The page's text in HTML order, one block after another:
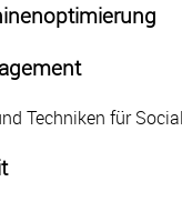
Techniken für